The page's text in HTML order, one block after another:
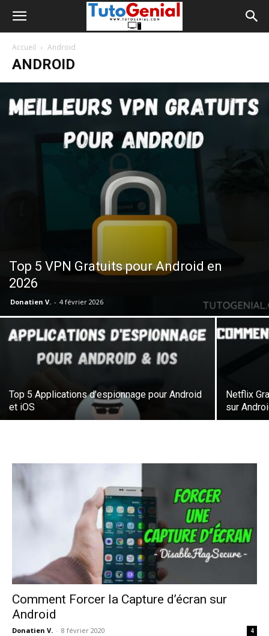
Accueil Android
ANDROID
Top 5 VPN Gratuits pour Android en
2026
Donatien V. - 4 février 2026
Top 5 Applications d’espionnage pour Android
et iOS
Netflix
sur
Comment Forcer la Capture d’écran sur
Android
Donatien V. - 8 février 2020 4